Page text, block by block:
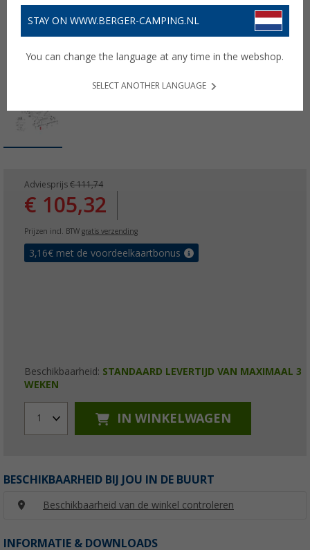
Adviesprijs € 111,74
€ 105,32
Prijzen incl. BTW gratis verzending
3,16€ met de voordeelkaartbonus
Beschikbaarheid: STANDAARD LEVERTIJD VAN MAXIMAAL 3
WEKEN
1 IN WINKELWAGEN
BESCHIKBAARHEID BIJ JOU IN DE BUURT
Beschikbaarheid van de winkel controleren
INFORMATIE & DOWNLOADS
STAY ON WWW.BERGER-CAMPING.NL
You can change the language at any time in the webshop.
SELECT ANOTHER LANGUAGE